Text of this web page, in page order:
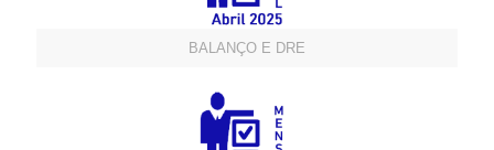
BALANÇO E DRE